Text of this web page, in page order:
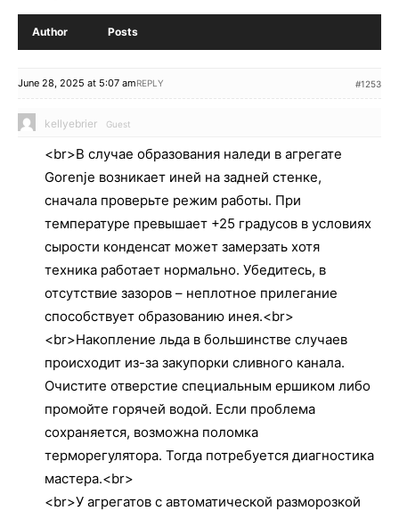
Author Posts
June 28, 2025 at 5:07 am #1253
REPLY
kellyebrier Guest
<br>В случае образования наледи в агрегате
Gorenje возникает иней на задней стенке,
сначала проверьте режим работы. При
температуре превышает +25 градусов в условиях
сырости конденсат может замерзать хотя
техника работает нормально. Убедитесь, в
отсутствие зазоров – неплотное прилегание
способствует образованию инея.<br>
<br>Накопление льда в большинстве случаев
происходит из-за закупорки сливного канала.
Очистите отверстие специальным ершиком либо
промойте горячей водой. Если проблема
сохраняется, возможна поломка
терморегулятора. Тогда потребуется диагностика
мастера.<br>
<br>У агрегатов с автоматической разморозкой